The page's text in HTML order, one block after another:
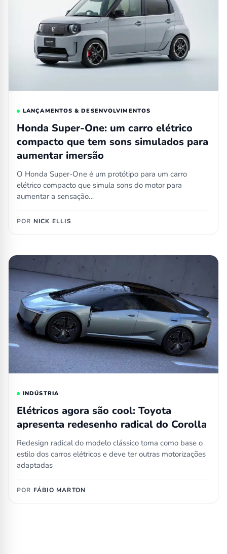
LANÇAMENTOS & DESENVOLVIMENTOS
Honda Super-One: um carro elétrico
compacto que tem sons simulados para
aumentar imersão
O Honda Super-One é um protótipo para um carro
elétrico compacto que simula sons do motor para
aumentar a sensação…
POR NICK ELLIS
INDÚSTRIA
Elétricos agora são cool: Toyota
apresenta redesenho radical do Corolla
Redesign radical do modelo clássico toma como base o
estilo dos carros elétricos e deve ter outras motorizações
adaptadas
POR FÁBIO MARTON